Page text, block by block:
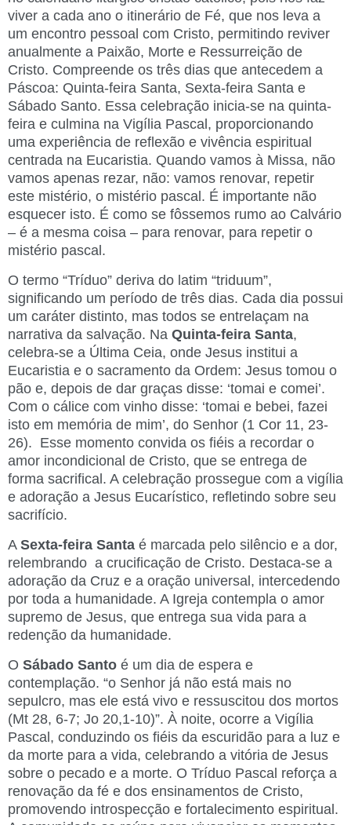
viver a cada ano o itinerário de Fé, que nos leva a
um encontro pessoal com Cristo, permitindo reviver
anualmente a Paixão, Morte e Ressurreição de
Cristo. Compreende os três dias que antecedem a
Páscoa: Quinta-feira Santa, Sexta-feira Santa e
Sábado Santo. Essa celebração inicia-se na quinta-
feira e culmina na Vigília Pascal, proporcionando
uma experiência de reflexão e vivência espiritual
centrada na Eucaristia. Quando vamos à Missa, não
vamos apenas rezar, não: vamos renovar, repetir
este mistério, o mistério pascal. É importante não
esquecer isto. É como se fôssemos rumo ao Calvário
– é a mesma coisa – para renovar, para repetir o
mistério pascal.
O termo “Tríduo” deriva do latim “triduum”,
significando um período de três dias. Cada dia possui
um caráter distinto, mas todos se entrelaçam na
narrativa da salvação. Na Quinta-feira Santa,
celebra-se a Última Ceia, onde Jesus institui a
Eucaristia e o sacramento da Ordem: Jesus tomou o
pão e, depois de dar graças disse: ‘tomai e comei’.
Com o cálice com vinho disse: ‘tomai e bebei, fazei
isto em memória de mim’, do Senhor (1 Cor 11, 23-
26). Esse momento convida os fiéis a recordar o
amor incondicional de Cristo, que se entrega de
forma sacrifical. A celebração prossegue com a vigília
e adoração a Jesus Eucarístico, refletindo sobre seu
sacrifício.
A Sexta-feira Santa é marcada pelo silêncio e a dor,
relembrando a crucificação de Cristo. Destaca-se a
adoração da Cruz e a oração universal, intercedendo
por toda a humanidade. A Igreja contempla o amor
supremo de Jesus, que entrega sua vida para a
redenção da humanidade.
O Sábado Santo é um dia de espera e
contemplação. “o Senhor já não está mais no
sepulcro, mas ele está vivo e ressuscitou dos mortos
(Mt 28, 6-7; Jo 20,1-10)”. À noite, ocorre a Vigília
Pascal, conduzindo os fiéis da escuridão para a luz e
da morte para a vida, celebrando a vitória de Jesus
sobre o pecado e a morte. O Tríduo Pascal reforça a
renovação da fé e dos ensinamentos de Cristo,
promovendo introspecção e fortalecimento espiritual.